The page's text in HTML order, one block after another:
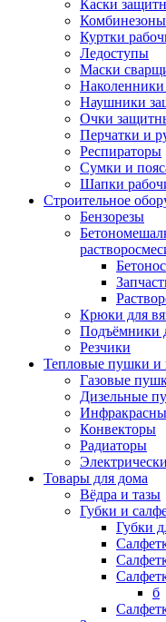
Каски
Куртки
Ледоступы
Маски
Наушники
Очки
Перчатки и
Респираторы
Сумки и
Шапки
Строительное
Бензорезы
Крюки для
Подъёмники
Резчики
Тепловые пушки и
Газовые
Дизельные
Конвекторы
Радиаторы
Товары для дома
Вёдра и тазы
Губки и
Губки
б